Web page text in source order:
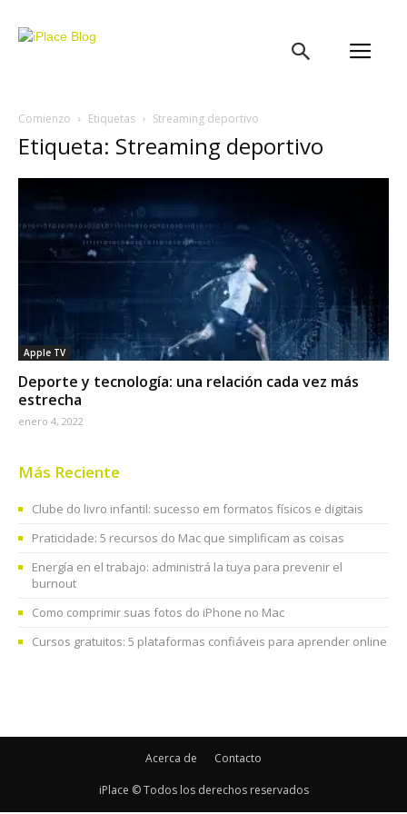
Comienzo Etiquetas Streaming deportivo
Etiqueta: Streaming deportivo
Apple TV
Deporte y tecnología: una relación cada vez más
estrecha
enero 4, 2022
Más Reciente
Clube do livro infantil: sucesso em formatos físicos e digitais
Praticidade: 5 recursos do Mac que simplificam as coisas
Energía en el trabajo: administrá la tuya para prevenir el
burnout
Como comprimir suas fotos do iPhone no Mac
Cursos gratuitos: 5 plataformas confiáveis para aprender online
Acerca de Contacto
iPlace © Todos los derechos reservados